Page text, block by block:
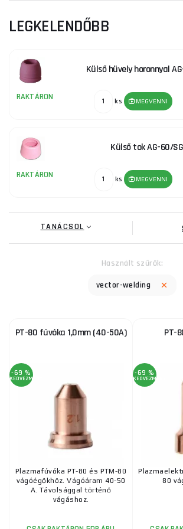
LEGKELENDŐBB
Külső hüvely horonnyal
RAKTÁRON ks MEGVENNI
Külső tok AG-60/
RAKTÁRON ks MEGVENNI
TANÁCSOL
Használt szűrők:
vector-welding
PT-80 fúvóka 1,0mm (40-50A)
-69 %
KEDVEZMÉNY
Plazmafúvóka PT-80 és PTM-80
vágóégőkhöz. Vágóáram 40-50
A. Távolsággal történő
vágáshoz.
PT-
-69 %
KEDVEZMÉNY
80